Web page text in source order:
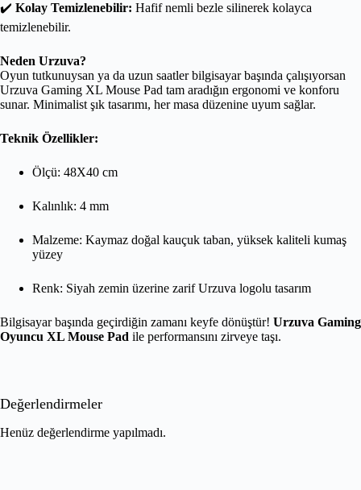
✔️ Kolay Temizlenebilir: Hafif nemli bezle silinerek kolayca
temizlenebilir.
Neden Urzuva?
Oyun tutkunuysan ya da uzun saatler bilgisayar başında çalışıyorsan
Urzuva Gaming XL Mouse Pad tam aradığın ergonomi ve konforu
sunar. Minimalist şık tasarımı, her masa düzenine uyum sağlar.
Teknik Özellikler:
Ölçü: 48X40 cm
Kalınlık: 4 mm
Malzeme: Kaymaz doğal kauçuk taban, yüksek kaliteli kumaş
yüzey
Renk: Siyah zemin üzerine zarif Urzuva logolu tasarım
Bilgisayar başında geçirdiğin zamanı keyfe dönüştür! Urzuva Gaming
Oyuncu XL Mouse Pad ile performansını zirveye taşı.
Değerlendirmeler
Henüz değerlendirme yapılmadı.